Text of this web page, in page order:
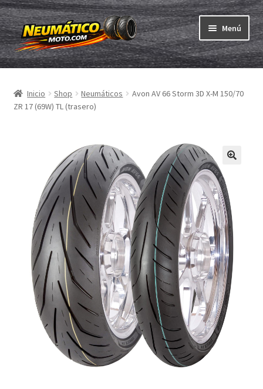
Ir
a
la
navegación
Ir
al
contenido
Menú
Neumáticos
menú
Cámaras & cintas
hijo
Marcas
el
menú
hijo
Pruebas
Contacto
Inicio Shop Neumáticos
Avon AV 66 Storm 3D X-M 150/70
ZR 17 (69W) TL (trasero)